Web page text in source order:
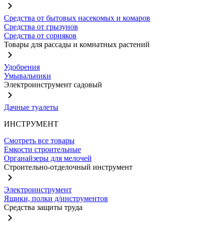
Средства от бытовых насекомых и комаров
Средства от грызунов
Средства от сорняков
Товары для рассады и комнатных растений
Удобрения
Умывальники
Электроинструмент садовый
Дачные туалеты
ИНСТРУМЕНТ
Смотреть все товары
Емкости строительные
Органайзеры для мелочей
Строительно-отделочный инструмент
Электроинструмент
Ящики, полки д/инструментов
Средства защиты труда